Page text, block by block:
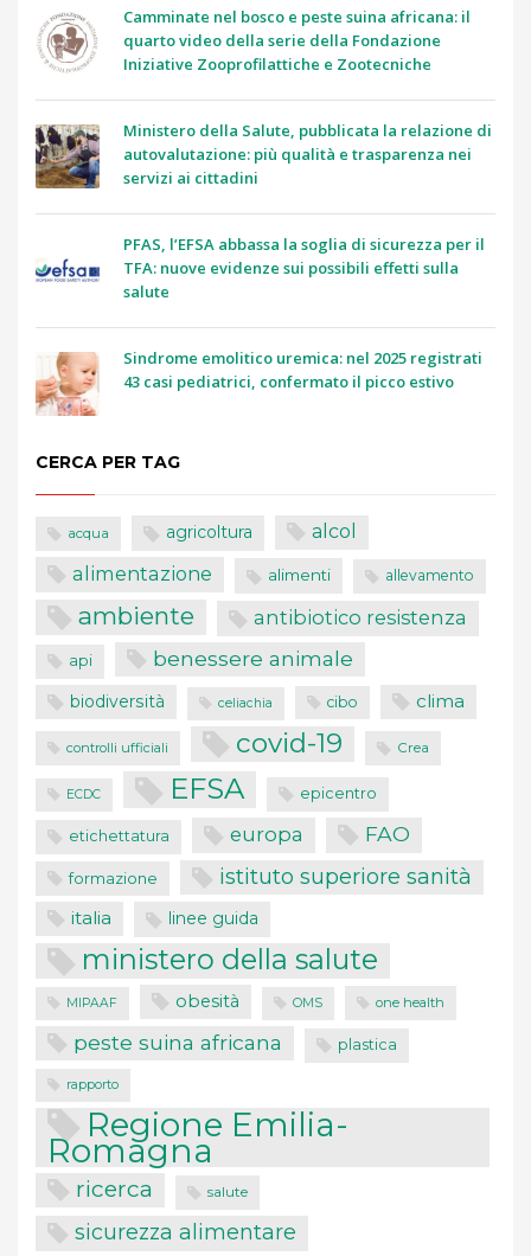
Camminate nel bosco e peste suina africana: il
quarto video della serie della Fondazione
Iniziative Zooprofilattiche e Zootecniche
Ministero della Salute, pubblicata la relazione di
autovalutazione: più qualità e trasparenza nei
servizi ai cittadini
PFAS, l’EFSA abbassa la soglia di sicurezza per il
TFA: nuove evidenze sui possibili effetti sulla
salute
Sindrome emolitico uremica: nel 2025 registrati
43 casi pediatrici, confermato il picco estivo
CERCA PER TAG
acqua agricoltura alcol
alimentazione alimenti allevamento
ambiente antibiotico resistenza
api benessere animale
biodiversità celiachia cibo clima
controlli ufficiali covid-19 Crea
ECDC EFSA epicentro
etichettatura europa FAO
formazione istituto superiore sanità
italia linee guida
ministero della salute
MIPAAF obesità OMS one health
peste suina africana plastica
rapporto
Regione Emilia-
Romagna
ricerca salute
sicurezza alimentare